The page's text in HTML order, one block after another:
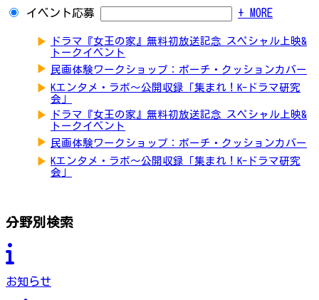
イベント応募 + MORE
▶
ドラマ『女王の家』無料初放送記念 スペシャル上映&
トークイベント
▶ 民画体験ワークショップ：ポーチ・クッションカバー
▶ Kエンタメ・ラボ～公開収録「集まれ！K-ドラマ研究
会」
▶
ドラマ『女王の家』無料初放送記念 スペシャル上映&
トークイベント
▶ 民画体験ワークショップ：ポーチ・クッションカバー
▶ Kエンタメ・ラボ～公開収録「集まれ！K-ドラマ研究
会」
分野別検索
お知らせ